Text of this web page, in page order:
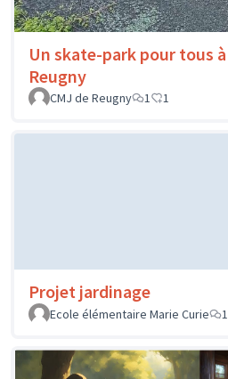
Un skate-park pour tous à
Reugny
CMJ de Reugny
1 1
Projet jardinage
Ecole élémentaire Marie Curie
1